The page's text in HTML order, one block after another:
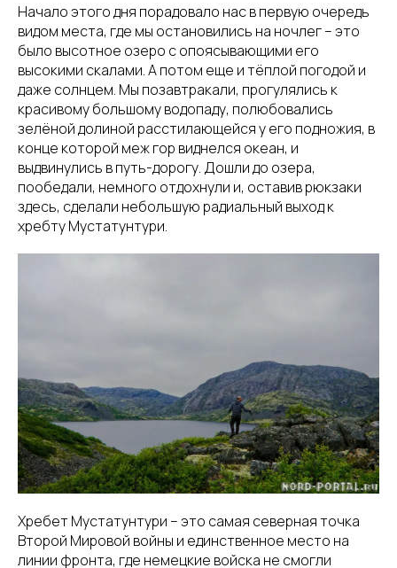
Начало этого дня порадовало нас в первую очередь
видом места, где мы остановились на ночлег – это
было высотное озеро с опоясывающими его
высокими скалами. А потом еще и тёплой погодой и
даже солнцем. Мы позавтракали, прогулялись к
красивому большому водопаду, полюбовались
зелёной долиной расстилающейся у его подножия, в
конце которой меж гор виднелся океан, и
выдвинулись в путь-дорогу. Дошли до озера,
пообедали, немного отдохнули и, оставив рюкзаки
здесь, сделали небольшую радиальный выход к
хребту Мустатунтури.
Хребет Мустатунтури – это самая северная точка
Второй Мировой войны и единственное место на
линии фронта, где немецкие войска не смогли